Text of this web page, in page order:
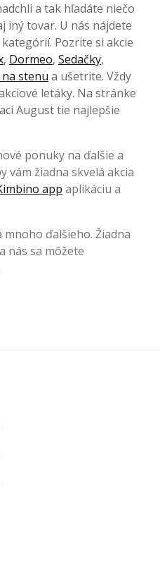
a tak hľadáte niečo
iný tovar. U nás nájdete
Pozrite si akcie
, Dormeo, Sedačky,
stenu a ušetrite. Vždy
letáky. Na stránke
August tie najlepšie
ponuky na ďalšie a
vám žiadna skvelá akcia
app aplikáciu a
mnoho ďalšieho. Žiadna
nás sa môžete